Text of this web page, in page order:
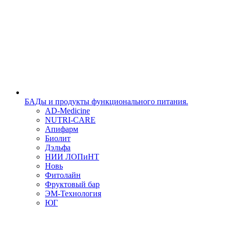
БАДы и продукты функционального питания.
AD-Medicine
NUTRI-CARE
Апифарм
Биолит
Дэльфа
НИИ ЛОПиНТ
Новь
Фитолайн
Фруктовый бар
ЭМ-Технология
ЮГ